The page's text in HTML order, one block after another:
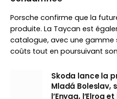
Porsche confirme que la
produite. La Taycan est
catalogue, avec une gamme
coûts tout en poursuivant
Skoda lance la
Mladá Boleslav,
l’Enyaq, l’Elroq